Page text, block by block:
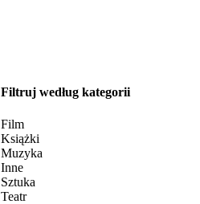
Filtruj według kategorii
Film
Książki
Muzyka
Inne
Sztuka
Teatr